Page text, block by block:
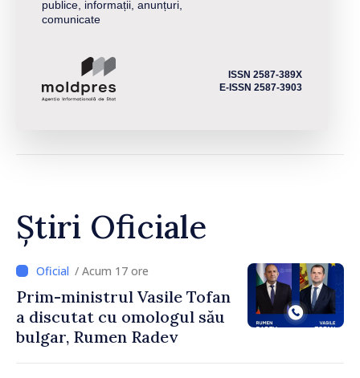
publice, informații, anunțuri,
comunicate
ISSN 2587-389X
E-ISSN 2587-3903
Știri Oficiale
/ Acum 17 ore
Prim-ministrul Vasile Tofan
a discutat cu omologul său
bulgar, Rumen Radev